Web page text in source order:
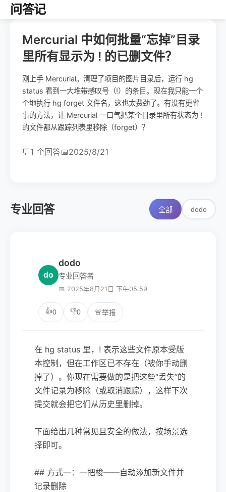
问答记
Mercurial 中如何批量“忘掉”目录
里所有显示为 ! 的已删文件？
刚上手 Mercurial。清理了项目的图片目录后，运行 hg
status 看到一大堆带感叹号（!）的条目。现在我只能一个
个地执行 hg forget 文件名，这也太费劲了。有没有更省
事的方法，让 Mercurial 一口气把某个目录里所有状态为 !
的文件都从跟踪列表里移除（forget）？
💬1 个回答📅2025/8/21
专业回答 全部 dodo
do
dodo
专业回答者
📅 2025年8月21日 下午05:59
👍0 👎0 🚨举报
在 hg status 里，! 表示这些文件原本受版
本控制，但在工作区已不存在（被你手动删
掉了）。你现在需要做的是把这些“丢失”的
文件记录为移除（或取消跟踪），这样下次
提交就会把它们从历史里删掉。
下面给出几种常见且安全的做法，按场景选
择即可。
## 方式一：一把梭——自动添加新文件并
记录删除